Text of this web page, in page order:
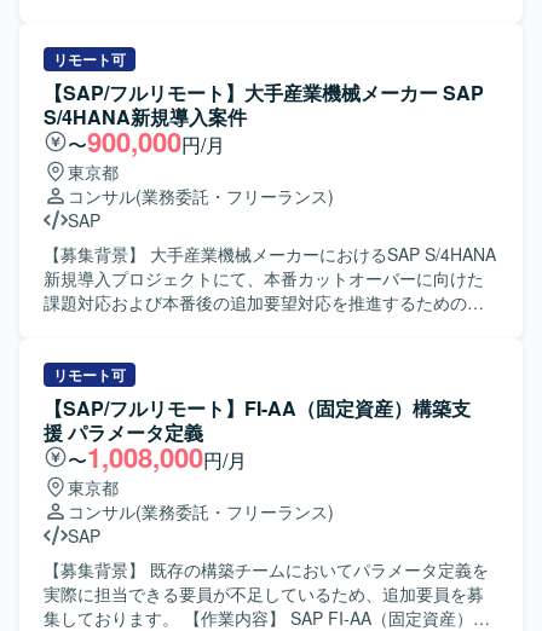
積むことができます。要件定義フェーズを通じて、業務プ
ロセス設計からシステムデザインまで一貫した経験を得ら
れる環境です。 【開発環境】 SAP S/4 EWMを中心とした
ERP環境にて作業していただきます。
ーションを取りながら主体的に要件整理と設計を進めてい
ただける方を求めております。 【ポジションの魅力】 基幹
システム全体のSAP導入プロジェクトに上流工程から参画
でき、販売管理や購買管理／在庫管理領域での業務知見と
SAPスキルを高めていただけます。 【開発環境】 SAP
S/4HANAを中心とした基幹システム環境となります。
リモート可
【SAP/フルリモート】大手産業機械メーカー SAP
S/4HANA新規導入案件
〜900,000円/月
東京都
コンサル(業務委託・フリーランス)
SAP
【募集背景】 大手産業機械メーカーにおけるSAP S/4HANA
新規導入プロジェクトにて、本番カットオーバーに向けた
課題対応および本番後の追加要望対応を推進するための人
や課題対応の調査・機能検証を行っていただきます。 仕様
変更内容を整理し、開発者への指示および受入テストを実
施していただきます。 データ移行関連作業を担当していた
だきます。 上記作業を進めるうえでの顧客との打ち合わせ
に参加し、業務内容や課題の整理を行っていただきます。
本番カットオーバーに向けた課題・追加要望対応および本
番カットオーバー後の追加要望対応フェーズにおける業務
を継続してご対応いただきます。 【求める人物像】 顧客と
直接会話しながら業務を進めることができ、報告・連絡・
相談を適切に行っていただける方を求めております。 SAP
MMモジュールに関する未知の領域についても自ら調査し、
リモート可
【SAP/フルリモート】FI-AA（固定資産）構築支
援 パラメータ定義
〜1,008,000円/月
東京都
コンサル(業務委託・フリーランス)
SAP
【募集背景】 既存の構築チームにおいてパラメータ定義を
実際に担当できる要員が不足しているため、追加要員を募
集しております。 【作業内容】 SAP FI-AA（固定資産）お